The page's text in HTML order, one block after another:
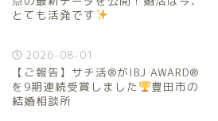
とても活発です
2026-08-01
【ご報告】サチ活®がIBJ AWARD®
を9期連続受賞しました
豊田市の
結婚相談所